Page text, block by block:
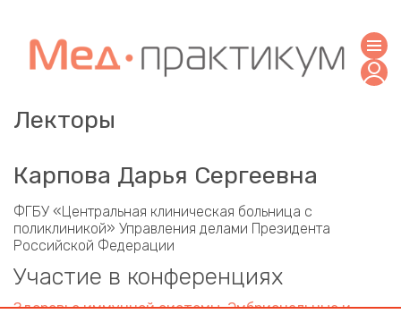
Лекторы
Карпова Дарья Сергеевна
ФГБУ «Центральная клиническая больница с
поликлиникой» Управления делами Президента
Российской Федерации
Участие в конференциях
Здоровье иммунной системы. Эмбриональные и